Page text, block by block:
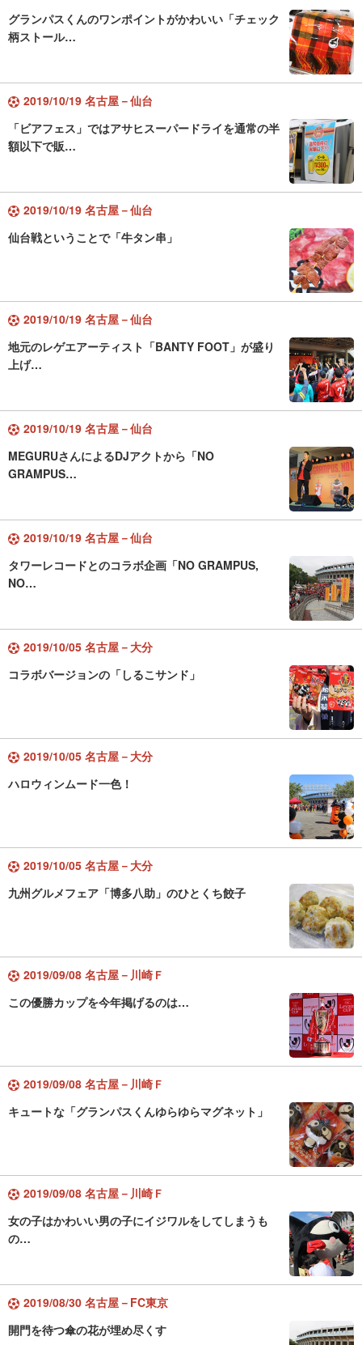
グランパスくんのワンポイントがかわいい「チェック
柄ストール…
2019/10/19 名古屋－仙台
「ビアフェス」ではアサヒスーパードライを通常の半
額以下で販…
2019/10/19 名古屋－仙台
仙台戦ということで「牛タン串」
2019/10/19 名古屋－仙台
地元のレゲエアーティスト「BANTY FOOT」が盛り
上げ…
2019/10/19 名古屋－仙台
MEGURUさんによるDJアクトから「NO
GRAMPUS…
2019/10/19 名古屋－仙台
タワーレコードとのコラボ企画「NO GRAMPUS,
NO…
2019/10/05 名古屋－大分
コラボバージョンの「しるこサンド」
2019/10/05 名古屋－大分
ハロウィンムード一色！
2019/10/05 名古屋－大分
九州グルメフェア「博多八助」のひとくち餃子
2019/09/08 名古屋－川崎Ｆ
この優勝カップを今年掲げるのは…
2019/09/08 名古屋－川崎Ｆ
キュートな「グランパスくんゆらゆらマグネット」
2019/09/08 名古屋－川崎Ｆ
女の子はかわいい男の子にイジワルをしてしまうも
の…
2019/08/30 名古屋－FC東京
開門を待つ傘の花が埋め尽くす